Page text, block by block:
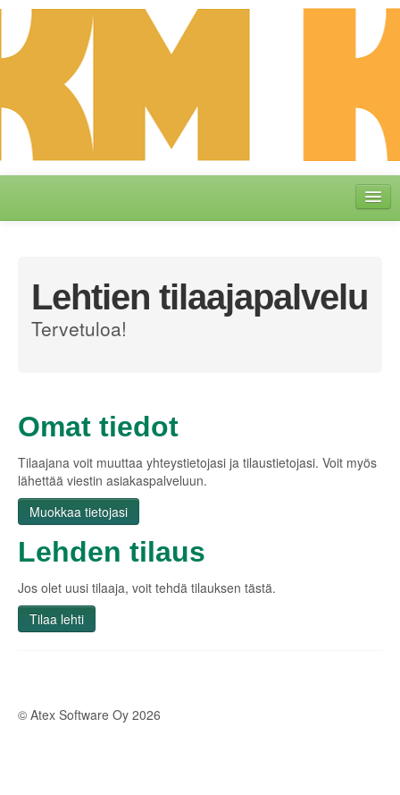
Etusivu
Lehden tilaus
Yhteydenotto
Lehtien tilaajapalvelu
Tervetuloa!
Omat tiedot
Tilaajana voit muuttaa yhteystietojasi ja tilaustietojasi. Voit myös
lähettää viestin asiakaspalveluun.
Muokkaa tietojasi
Lehden tilaus
Jos olet uusi tilaaja, voit tehdä tilauksen tästä.
Tilaa lehti
© Atex Software Oy 2026